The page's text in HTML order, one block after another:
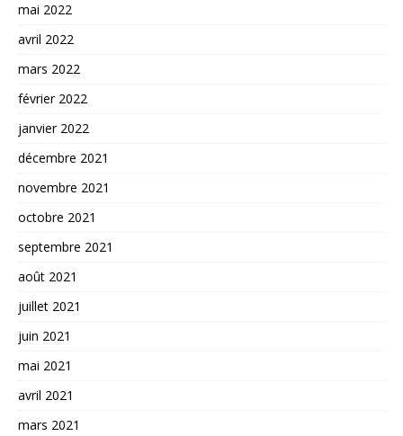
mai 2022
avril 2022
mars 2022
février 2022
janvier 2022
décembre 2021
novembre 2021
octobre 2021
septembre 2021
août 2021
juillet 2021
juin 2021
mai 2021
avril 2021
mars 2021